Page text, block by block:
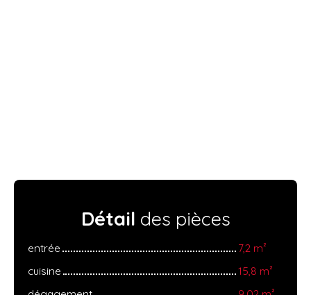
Détail des pièces
entrée
7,2 m²
cuisine
15,8 m²